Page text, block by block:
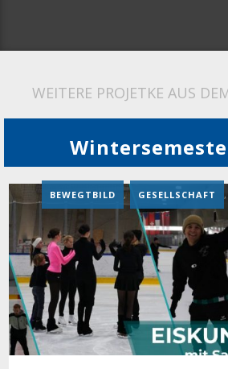
WEITERE PROJETKE AUS
BEWEGTBILD , GESELLSCHAFT